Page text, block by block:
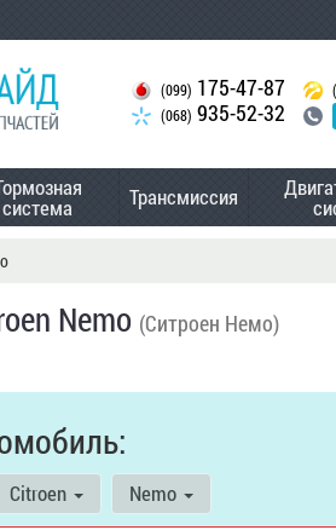
(099) 175-47-87
(068) 935-52-32
система Трансмиссия
Nemo (Ситроен Немо)
Citroen Nemo